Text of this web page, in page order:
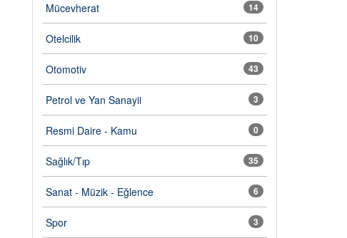
Mücevherat 14
Otelcilik 10
Otomotiv 43
Petrol ve Yan Sanayii 3
Resmi Daire - Kamu 0
Sağlık/Tıp 35
Sanat - Müzik - Eğlence 6
Spor 3